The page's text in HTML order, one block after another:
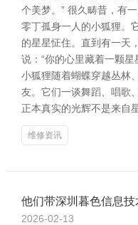
个美梦。” 很久畴昔，有
零丁孤身一人的小狐狸。
的星星怔住。直到有一天
说：“你的心里藏着一颗
小狐狸随着蝴蝶穿越丛林
友。它们一谈舞蹈、唱歌
正本真实的光辉不是来自
维修资讯
他们带深圳暮色信息
2026-02-13